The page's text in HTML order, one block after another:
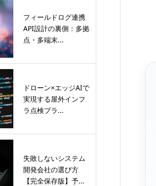
フィールドログ連携
API設計の裏側：多拠
点・多端末...
ドローン×エッジAIで
実現する屋外インフ
ラ点検プラ...
失敗しないシステム
開発会社の選び方
【完全保存版】予...